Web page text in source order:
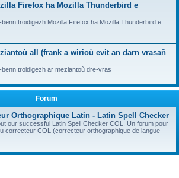
Firefox ha Mozilla Thunderbird e
troidigezh Mozilla Firefox ha Mozilla Thunderbird e
all (frank a wirioù evit an darn vrasañ
troidigezh ar meziantoù dre-vras
Forum
Orthographique Latin - Latin Spell Checker
our successful Latin Spell Checker COL. Un forum pour
correcteur COL (correcteur orthographique de langue